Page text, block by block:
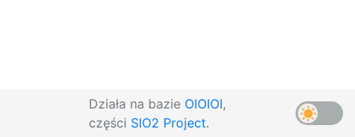
Działa na bazie OIOIOI,
części SIO2 Project.